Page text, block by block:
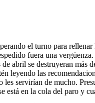
el turno para
fuera una
abril se destruyeran más
leyendo las
servirían de mucho.
está en la cola del paro y